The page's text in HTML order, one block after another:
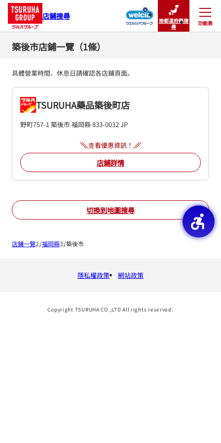
店鋪搜尋
按都道府縣搜
尋
功能表
關閉
築後市店鋪一覽（1條）
具體營業時間、休息日請確認各店鋪頁面。
TSURUHA藥品築後町店
野町757-1築後市福岡縣833-0032JP
查看優惠資訊！
店鋪詳情
切換到地圖搜尋
店鋪一覽 福岡縣 築後市
隱私權政策 網站政策
Copyright TSURUHA CO.,LTD All rights reserved.